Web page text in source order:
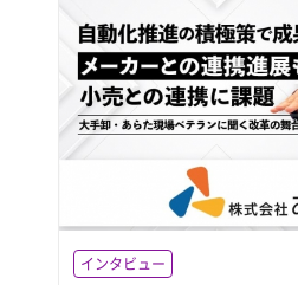
インタビュー